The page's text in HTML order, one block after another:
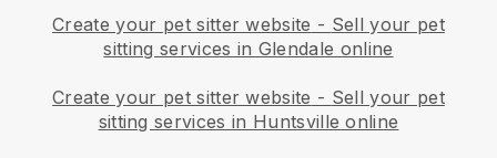
Create your pet sitter website - Sell your pet
sitting services in Glendale online
Create your pet sitter website - Sell your pet
sitting services in Huntsville online